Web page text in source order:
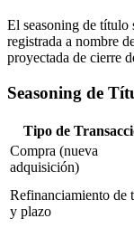
El seasoning de título
registrada a nombre
proyectada de cierre
Seasoning de
Tipo de
Compra (nueva
adquisición)
Refinanciamiento de
y plazo